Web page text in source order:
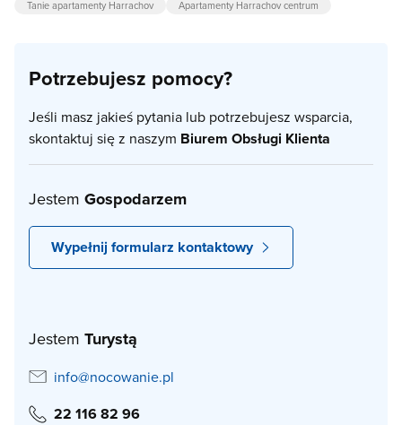
Tanie apartamenty Harrachov Apartamenty Harrachov centrum
Potrzebujesz pomocy?
Jeśli masz jakieś pytania lub potrzebujesz wsparcia,
skontaktuj się z naszym Biurem Obsługi Klienta
Jestem Gospodarzem
Wypełnij formularz kontaktowy
Jestem Turystą
info@nocowanie.pl
22 116 82 96